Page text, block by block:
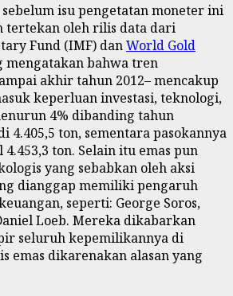
isu pengetatan moneter ini
tertekan oleh rilis data dari
Fund (IMF) danWorld Gold
mengatakan bahwa tren
akhir tahun 2012– mencakup
keperluan investasi, teknologi,
4% dibanding tahun
4.405,5 ton, sementara pasokannya
ton. Selain itu emas pun
yang sebabkan oleh aksi
dianggap memiliki pengaruh
seperti: George Soros,
Loeb. Mereka dikabarkan
seluruh kepemilikannya di
emas dikarenakan alasan yang